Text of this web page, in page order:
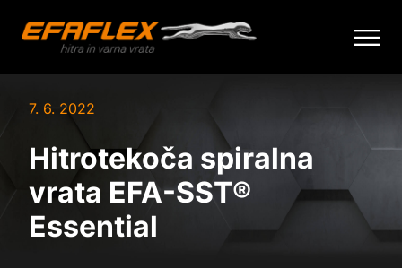
content
7. 6. 2022
Hitrotekoča spiralna
vrata EFA-SST®
Essential